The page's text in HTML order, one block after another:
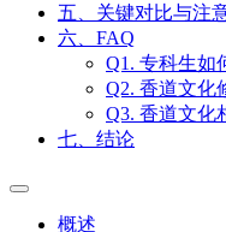
五、关键对比与注
六、FAQ
Q1. 专科生如
Q2. 香道文化
Q3. 香道文化
七、结论
概述